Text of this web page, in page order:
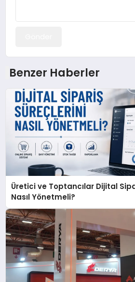
Benzer Haberler
Üretici ve Toptancılar Dijital
Nasıl Yönetmeli?